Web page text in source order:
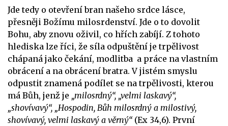
Jde tedy o otevření bran našeho srdce lásce,
přesněji Božímu milosrdenství. Jde o to dovolit
Bohu, aby znovu oživil, co hřích zabíjí. Z tohoto
hlediska lze říci, že síla odpuštění je trpělivost
chápaná jako čekání, modlitba a práce na vlastním
obrácení a na obrácení bratra. V jistém smyslu
odpustit znamená podílet se na trpělivosti, kterou
má Bůh, jenž je „milosrdný“, „velmi laskavý“,
„shovívavý“, „Hospodin, Bůh milosrdný a milostivý,
shovívavý, velmi laskavý a věrný“ (Ex 34,6). První